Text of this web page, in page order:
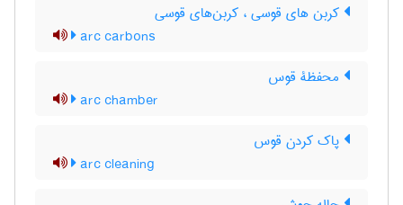
کربن های قوسی ، کربن‌های قوسی
arc carbons
محفظۀ قوس
arc chamber
پاک کردن قوس
arc cleaning